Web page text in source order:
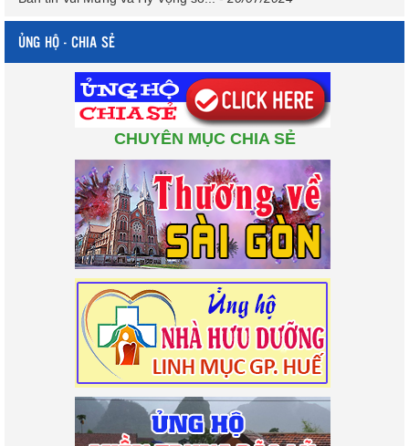
ỦNG HỘ - CHIA SẺ
CHUYÊN MỤC CHIA SẺ